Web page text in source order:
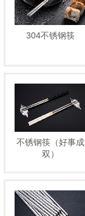
304不锈钢筷
不锈钢筷（好事成
双）